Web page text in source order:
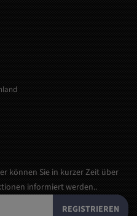
können Sie in kurzer Zeit über
informiert werden..
REGISTRIEREN